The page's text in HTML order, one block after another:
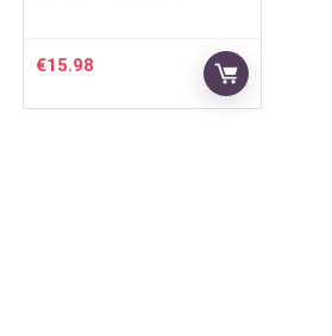
€15.98